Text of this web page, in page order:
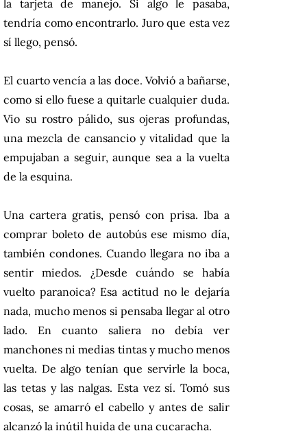
la tarjeta de manejo. Si algo le pasaba,
tendría como encontrarlo. Juro que esta vez
sí llego, pensó.
El cuarto vencía a las doce. Volvió a bañarse,
como si ello fuese a quitarle cualquier duda.
Vio su rostro pálido, sus ojeras profundas,
una mezcla de cansancio y vitalidad que la
empujaban a seguir, aunque sea a la vuelta
de la esquina.
Una cartera gratis, pensó con prisa. Iba a
comprar boleto de autobús ese mismo día,
también condones. Cuando llegara no iba a
sentir miedos. ¿Desde cuándo se había
vuelto paranoica? Esa actitud no le dejaría
nada, mucho menos si pensaba llegar al otro
lado. En cuanto saliera no debía ver
manchones ni medias tintas y mucho menos
vuelta. De algo tenían que servirle la boca,
las tetas y las nalgas. Esta vez sí. Tomó sus
cosas, se amarró el cabello y antes de salir
alcanzó la inútil huida de una cucaracha.